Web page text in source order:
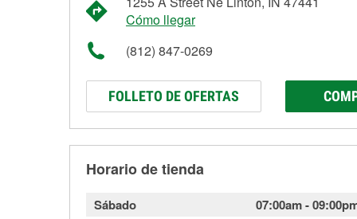
Cómo llegar
(812) 847-0269
FOLLETO DE OFERTAS
Horario de tienda
Sábado 07:00am-